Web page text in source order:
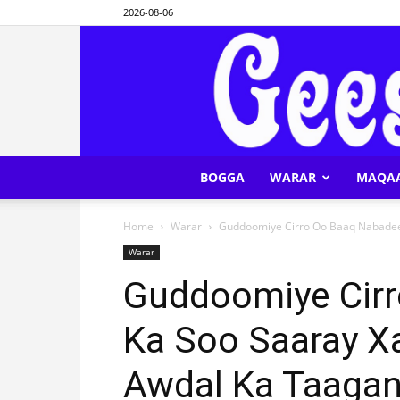
2026-08-06
BOGGA WARAR
Home Warar Guddoomiye Cirro Oo Baaq
Warar
Guddoomiye
Ka Soo Saaray
Awdal Ka Taagan